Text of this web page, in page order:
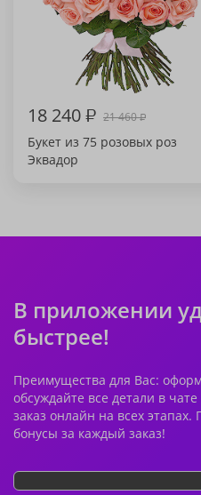
18 240₽ 21 460₽
Букет из 75 розовых роз
Эквадор
В приложении
быстрее!
Преимущества для Вас:
обсуждайте все детали в
заказ онлайн на всех
бонусы за каждый заказ!